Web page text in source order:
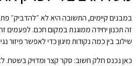
במבנים קיימים, התשובה היא לא ״להדביק״
זה תכנון יחידה ממוגנת במקום חכם. לפעמים
שילוב בין כמה נקודות מיגון כדי לאפשר פיזור
כאן נכנס חלק חשוב: סקר קצר ומדויק בשטח.